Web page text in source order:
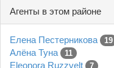
Агенты в этом районе
Елена Пестерникова 19
Алёна Туна 11
Eleonora Ruzzvelt 7